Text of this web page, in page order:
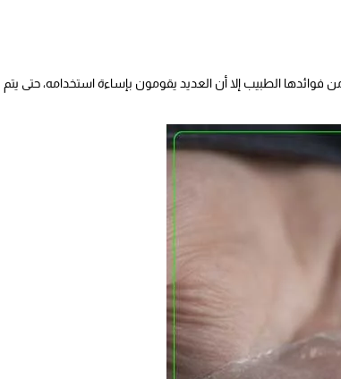
فوائدها الطبيب إلا أن العديد يقومون بإساءة استخدامه، حتى يتم